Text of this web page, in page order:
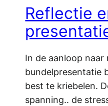
Reflectie
In de aanloop naar
bundelpresentatie
best te kriebelen.
spanning.. de